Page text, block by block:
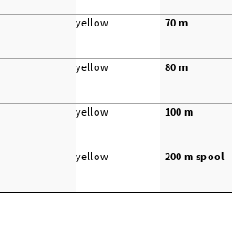
yellow 70 m
yellow 80 m
yellow 100 m
yellow 200 mspool